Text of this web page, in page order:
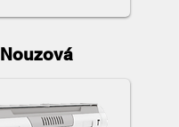
Nouzová